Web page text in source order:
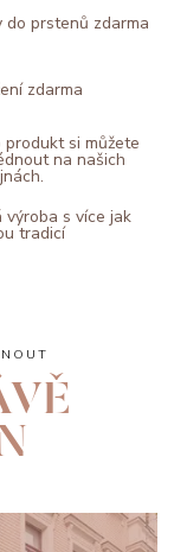
do prstenů zdarma
zdarma
produkt si můžete
na našich
výroba s více jak
tradicí